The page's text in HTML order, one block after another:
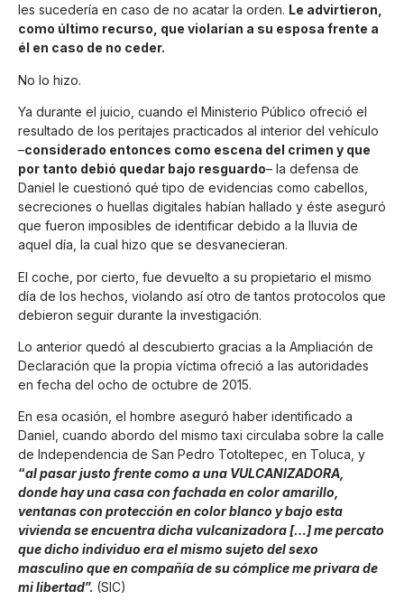
les sucedería en caso de no acatar la orden. Le advirtieron,
como último recurso, que violarían a su esposa frente a
él en caso de no ceder.
No lo hizo.
Ya durante el juicio, cuando el Ministerio Público ofreció el
resultado de los peritajes practicados al interior del vehículo
–considerado entonces como escena del crimen y que
por tanto debió quedar bajo resguardo– la defensa de
Daniel le cuestionó qué tipo de evidencias como cabellos,
secreciones o huellas digitales habían hallado y éste aseguró
que fueron imposibles de identificar debido a la lluvia de
aquel día, la cual hizo que se desvanecieran.
El coche, por cierto, fue devuelto a su propietario el mismo
día de los hechos, violando así otro de tantos protocolos que
debieron seguir durante la investigación.
Lo anterior quedó al descubierto gracias a la Ampliación de
Declaración que la propia víctima ofreció a las autoridades
en fecha del ocho de octubre de 2015.
En esa ocasión, el hombre aseguró haber identificado a
Daniel, cuando abordo del mismo taxi circulaba sobre la calle
de Independencia de San Pedro Totoltepec, en Toluca, y
“al pasar justo frente como a una VULCANIZADORA,
donde hay una casa con fachada en color amarillo,
ventanas con protección en color blanco y bajo esta
vivienda se encuentra dicha vulcanizadora […] me percato
que dicho individuo era el mismo sujeto del sexo
masculino que en compañía de su cómplice me privara de
mi libertad”. (SIC)